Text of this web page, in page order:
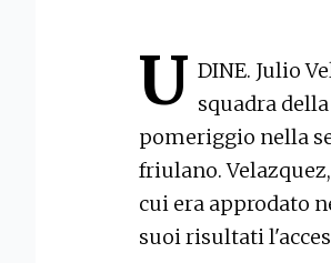
U DINE. Julio
squadra
pomeriggio nella
friulano.
cui era approdato
suoi risultati